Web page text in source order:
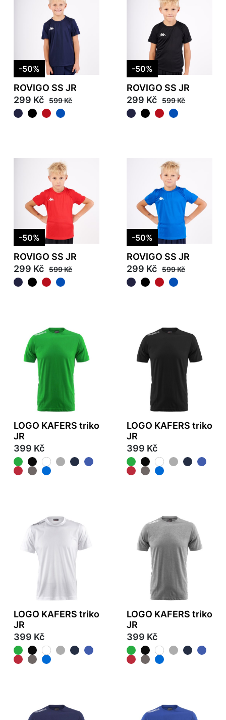
-50%
ROVIGO SS JR
299 Kč 599 Kč
-50%
ROVIGO SS JR
299 Kč 599 Kč
-50%
ROVIGO SS JR
299 Kč 599 Kč
-50%
ROVIGO SS JR
299 Kč 599 Kč
LOGO KAFERS triko
JR
399 Kč
LOGO KAFERS triko
JR
399 Kč
LOGO KAFERS triko
JR
399 Kč
LOGO KAFERS triko
JR
399 Kč